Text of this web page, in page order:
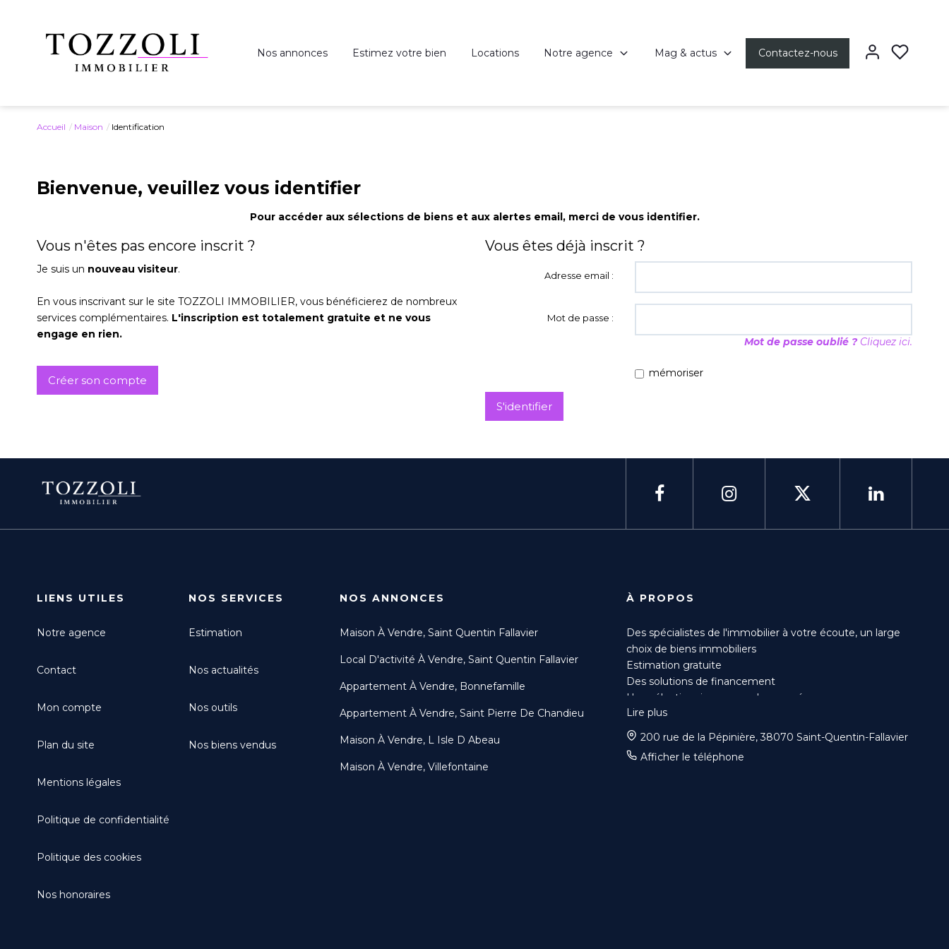
Nos annonces Estimez votre bien Locations Notre agence Mag & actus Contactez-nous
Accueil Maison Identification
Bienvenue, veuillez vous identifier
Pour accéder aux sélections de biens et aux alertes email, merci de vous identifier.
Vous n'êtes pas encore inscrit ?
Je suis un nouveau visiteur.
En vous inscrivant sur le site TOZZOLI IMMOBILIER, vous bénéficierez de nombreux
services complémentaires. L'inscription est totalement gratuite et ne vous
engage en rien.
Créer son compte
Vous êtes déjà inscrit ?
Adresse email :
Mot de passe :
Mot de passe oublié ?Cliquez ici.
mémoriser
S'identifier
LIENS UTILES
Notre agence
Contact
Mon compte
Plan du site
Mentions légales
Politique de confidentialité
Politique des cookies
Nos honoraires
NOS SERVICES
Estimation
Nos actualités
Nos outils
Nos biens vendus
NOS ANNONCES
Maison À Vendre, Saint Quentin Fallavier
Local D'activité À Vendre, Saint Quentin Fallavier
Appartement À Vendre, Bonnefamille
Appartement À Vendre, Saint Pierre De Chandieu
Maison À Vendre, L Isle D Abeau
Maison À Vendre, Villefontaine
À PROPOS
Des spécialistes de l'immobilier à votre écoute, un large
choix de biens immobiliers
Estimation gratuite
Des solutions de financement
Une sélection rigoureuse des acquéreurs
Suivi du compromis jusqu’à l’acte authentique
Mise en avant de votre bien sur de nombreux sites et
magazines spécialisés
Des tarifs préférentiels pour vos diagnostics grâce à nos
Lire plus
200 rue de la Pépinière, 38070 Saint-Quentin-Fallavier
Afficher le téléphone